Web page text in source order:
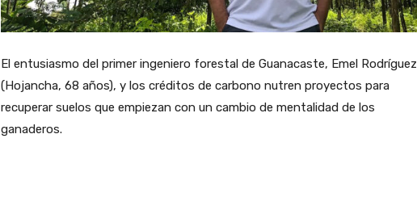
El entusiasmo del primer ingeniero forestal de Guanacaste, Emel Rodríguez
(Hojancha, 68 años), y los créditos de carbono nutren proyectos para
recuperar suelos que empiezan con un cambio de mentalidad de los
ganaderos.